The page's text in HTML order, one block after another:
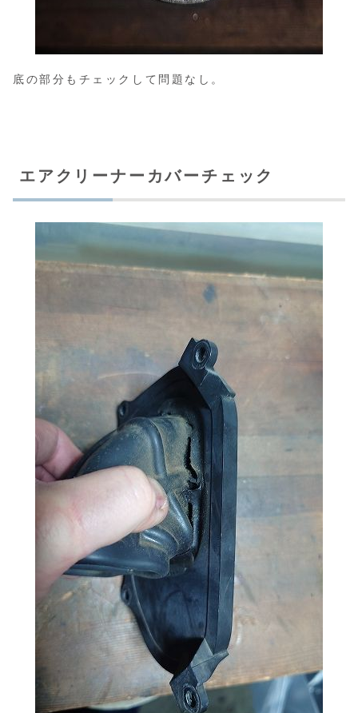
底の部分もチェックして問題なし。
エアクリーナーカバーチェック